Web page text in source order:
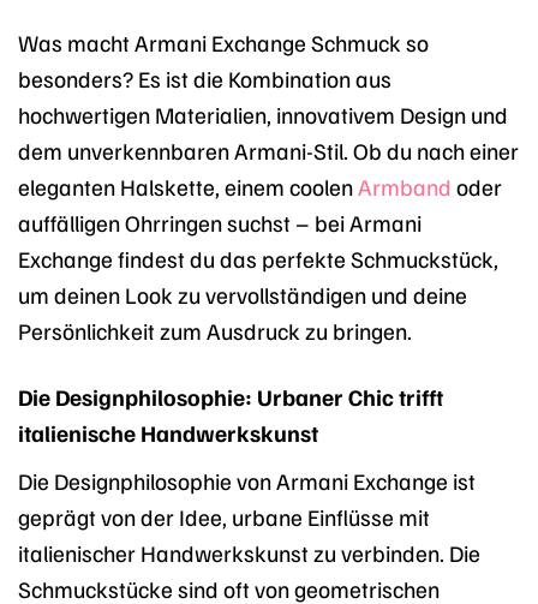
Was macht Armani Exchange Schmuck so
besonders? Es ist die Kombination aus
hochwertigen Materialien, innovativem Design und
dem unverkennbaren Armani-Stil. Ob du nach einer
eleganten Halskette, einem coolenArmband oder
auffälligen Ohrringen suchst – bei Armani
Exchange findest du das perfekte Schmuckstück,
um deinen Look zu vervollständigen und deine
Persönlichkeit zum Ausdruck zu bringen.
Die Designphilosophie: Urbaner Chic trifft
italienische Handwerkskunst
Die Designphilosophie von Armani Exchange ist
geprägt von der Idee, urbane Einflüsse mit
italienischer Handwerkskunst zu verbinden. Die
Schmuckstücke sind oft von geometrischen